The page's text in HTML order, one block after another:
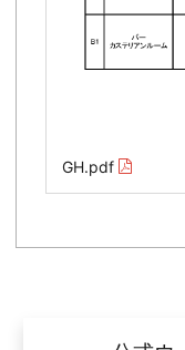
GH.pdf